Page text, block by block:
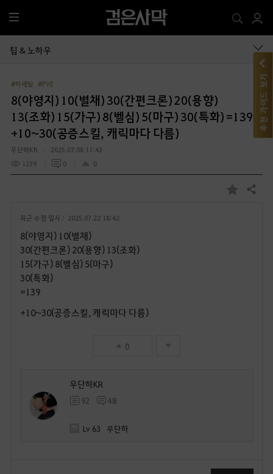
전
체
메
팁 & 노하우
#미세팁 #PVE
8(야영지) 10(별채) 30(간편크론) 20(용향)
13(조화) 15(가구) 8(벨심) 5(마구) 30(특화) =139
+10~30(공증스킬, 캐릭마다 다름)
우단하KR
2025.07.08 11:43
1239
0 0
즐
공유하기
최근 수정 일시 : 2025.07.22 18:42
8(야영지) 10(별채)
30(간편크론) 20(용향) 13(조화)
15(가구) 8(벨심) 5(마구)
30(특화)
=139
+10~30(공증스킬, 캐릭마다 다름)
0
우단하KR
92 48
Lv 63 우단하
추천 가이드 보기